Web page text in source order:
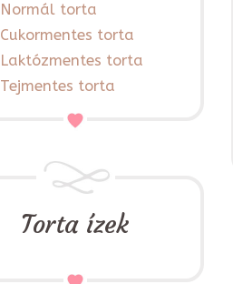
Normál torta
Cukormentes torta
Laktózmentes torta
Tejmentes torta
Torta ízek